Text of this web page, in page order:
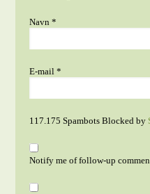
Navn*
E-mail*
117.175 Spambots Blocked by
Notify me of follow-up